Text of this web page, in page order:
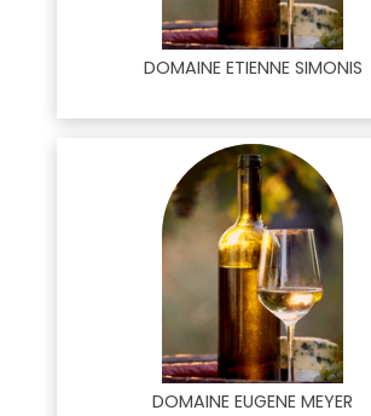
DOMAINE ETIENNE SIMONIS
DOMAINE EUGENE MEYER